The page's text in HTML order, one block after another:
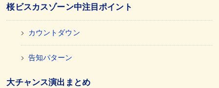
桜ビスカスゾーン中注目ポイント
カウントダウン
告知パターン
大チャンス演出まとめ